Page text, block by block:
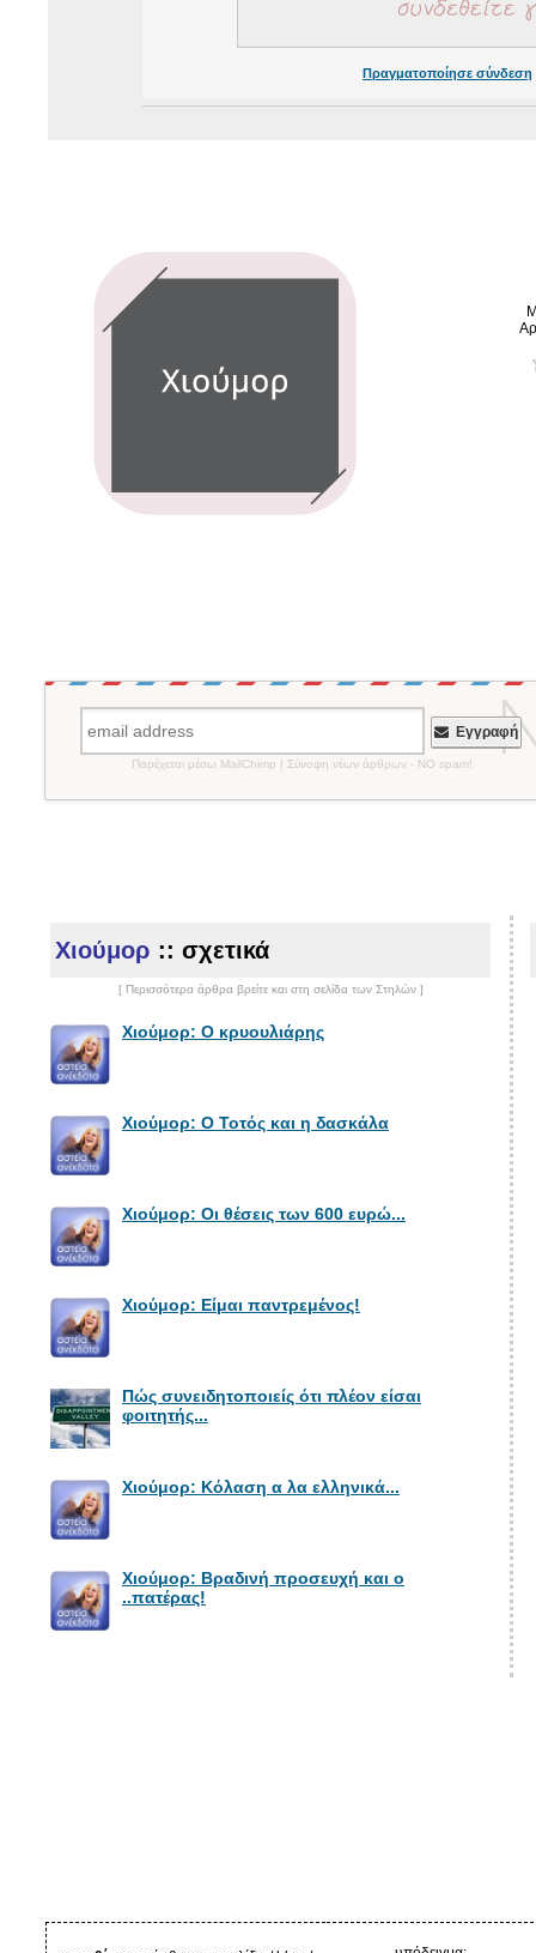
Πραγματοποίησε σύνδεση
Εγγραφή
Παρέχεται μέσω MailChimp | Σύνοψη νέων άρθρων - NO spam!
Χιούμορ :: σχετικά
[ Περισσότερα άρθρα βρείτε και στη σελίδα των Στηλών ]
Χιούμορ: Ο κρυουλιάρης
Χιούμορ: Ο Τοτός και η δασκάλα
Χιούμορ: Οι θέσεις των 600 ευρώ...
Χιούμορ: Είμαι παντρεμένος!
Πώς συνειδητοποιείς ότι πλέον είσαι
φοιτητής...
Χιούμορ: Κόλαση α λα ελληνικά...
Χιούμορ: Βραδινή προσευχή και ο
..πατέρας!